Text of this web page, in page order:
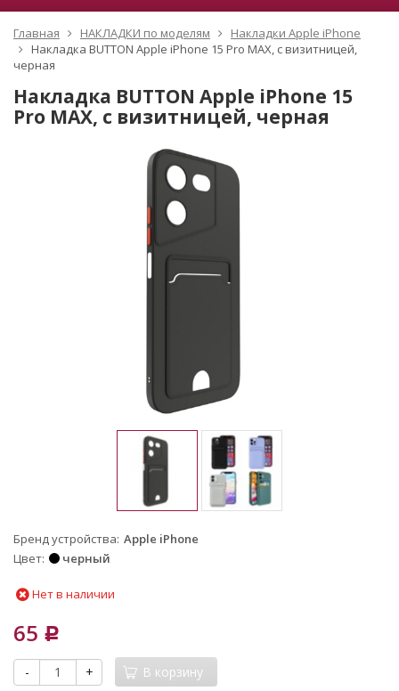
Главная НАКЛАДКИ по моделям
Накладки Apple iPhone
Накладка BUTTON Apple iPhone 15 Pro MAX, с визитницей,
черная
Накладка BUTTON Apple iPhone 15
Pro MAX, с визитницей, черная
Бренд устройства Apple iPhone
Цвет
черный
Нет в наличии
65 Р
- + В корзину